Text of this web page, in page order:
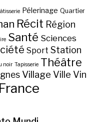
Pélerinage Quartier
Récit Région
Santé Sciences
Sport Station
noir Tapisserie Théâtre
Village Ville Vin